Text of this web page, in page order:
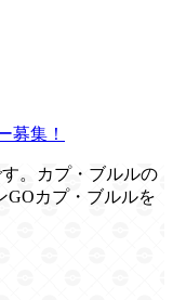
募集！
。カプ・ブルルの
GOカプ・ブルルを